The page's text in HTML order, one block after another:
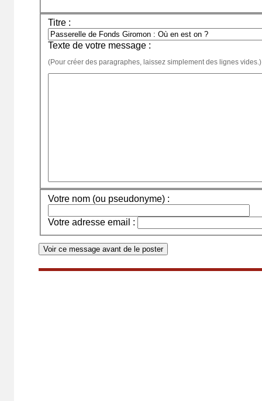
Titre :
Texte de votre message :
(Pour créer des paragraphes, laissez simplement des lignes vides.)
Votre nom (ou pseudonyme) :
Votre adresse email :